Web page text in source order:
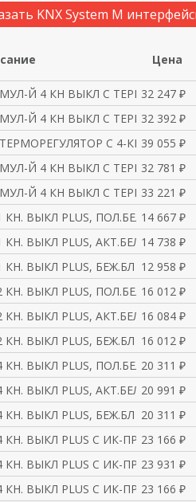
KNX System M
Цена
МУЛ-Й 4 КН ВЫКЛ С ТЕРМ., П32 247 ₽
МУЛ-Й 4 КН ВЫКЛ С ТЕРМ., А32 392 ₽
ТЕРМОРЕГУЛЯТОР С 4-КН. ИНТ
39 055 ₽
МУЛ-Й 4 КН ВЫКЛ С ТЕРМ., А32 781 ₽
МУЛ-Й 4 КН ВЫКЛ С ТЕРМ., А33 221 ₽
КН. ВЫКЛ PLUS, ПОЛ.БЕЛ.БЛ14 667 ₽
КН. ВЫКЛ PLUS, АКТ.БЕЛ.БЛ14 738 ₽
КН. ВЫКЛ PLUS, БЕЖ.БЛ 12 958 ₽
КН. ВЫКЛ PLUS, ПОЛ.БЕЛ.БЛ16 012 ₽
КН. ВЫКЛ PLUS, АКТ.БЕЛ.БЛ16 084 ₽
КН. ВЫКЛ PLUS, БЕЖ.БЛ 16 012 ₽
КН. ВЫКЛ PLUS, ПОЛ.БЕЛ.БЛ20 311 ₽
КН. ВЫКЛ PLUS, АКТ.БЕЛ.БЛ20 991 ₽
КН. ВЫКЛ PLUS, БЕЖ.БЛ 20 311 ₽
КН. ВЫКЛ PLUS С ИК-ПРМ.,23 166 ₽
КН. ВЫКЛ PLUS С ИК-ПРМ, А23 931 ₽
КН. ВЫКЛ PLUS С ИК-ПРМ, Б23 166 ₽